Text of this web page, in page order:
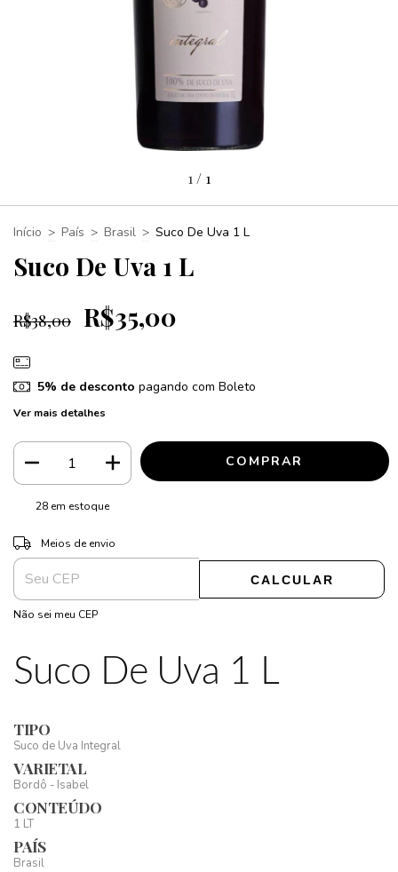
1 / 1
Início > País > Brasil > Suco De Uva 1 L
Suco De Uva 1 L
R$38,00 R$35,00
5% de desconto pagando com Boleto
Ver mais detalhes
28em estoque
Entregas para o CEP:
Meios de envio
CALCULAR
Não sei meu CEP
Suco De Uva 1 L
TIPO
Suco de Uva Integral
VARIETAL
Bordô - Isabel
CONTEÚDO
1 LT
PAÍS
Brasil